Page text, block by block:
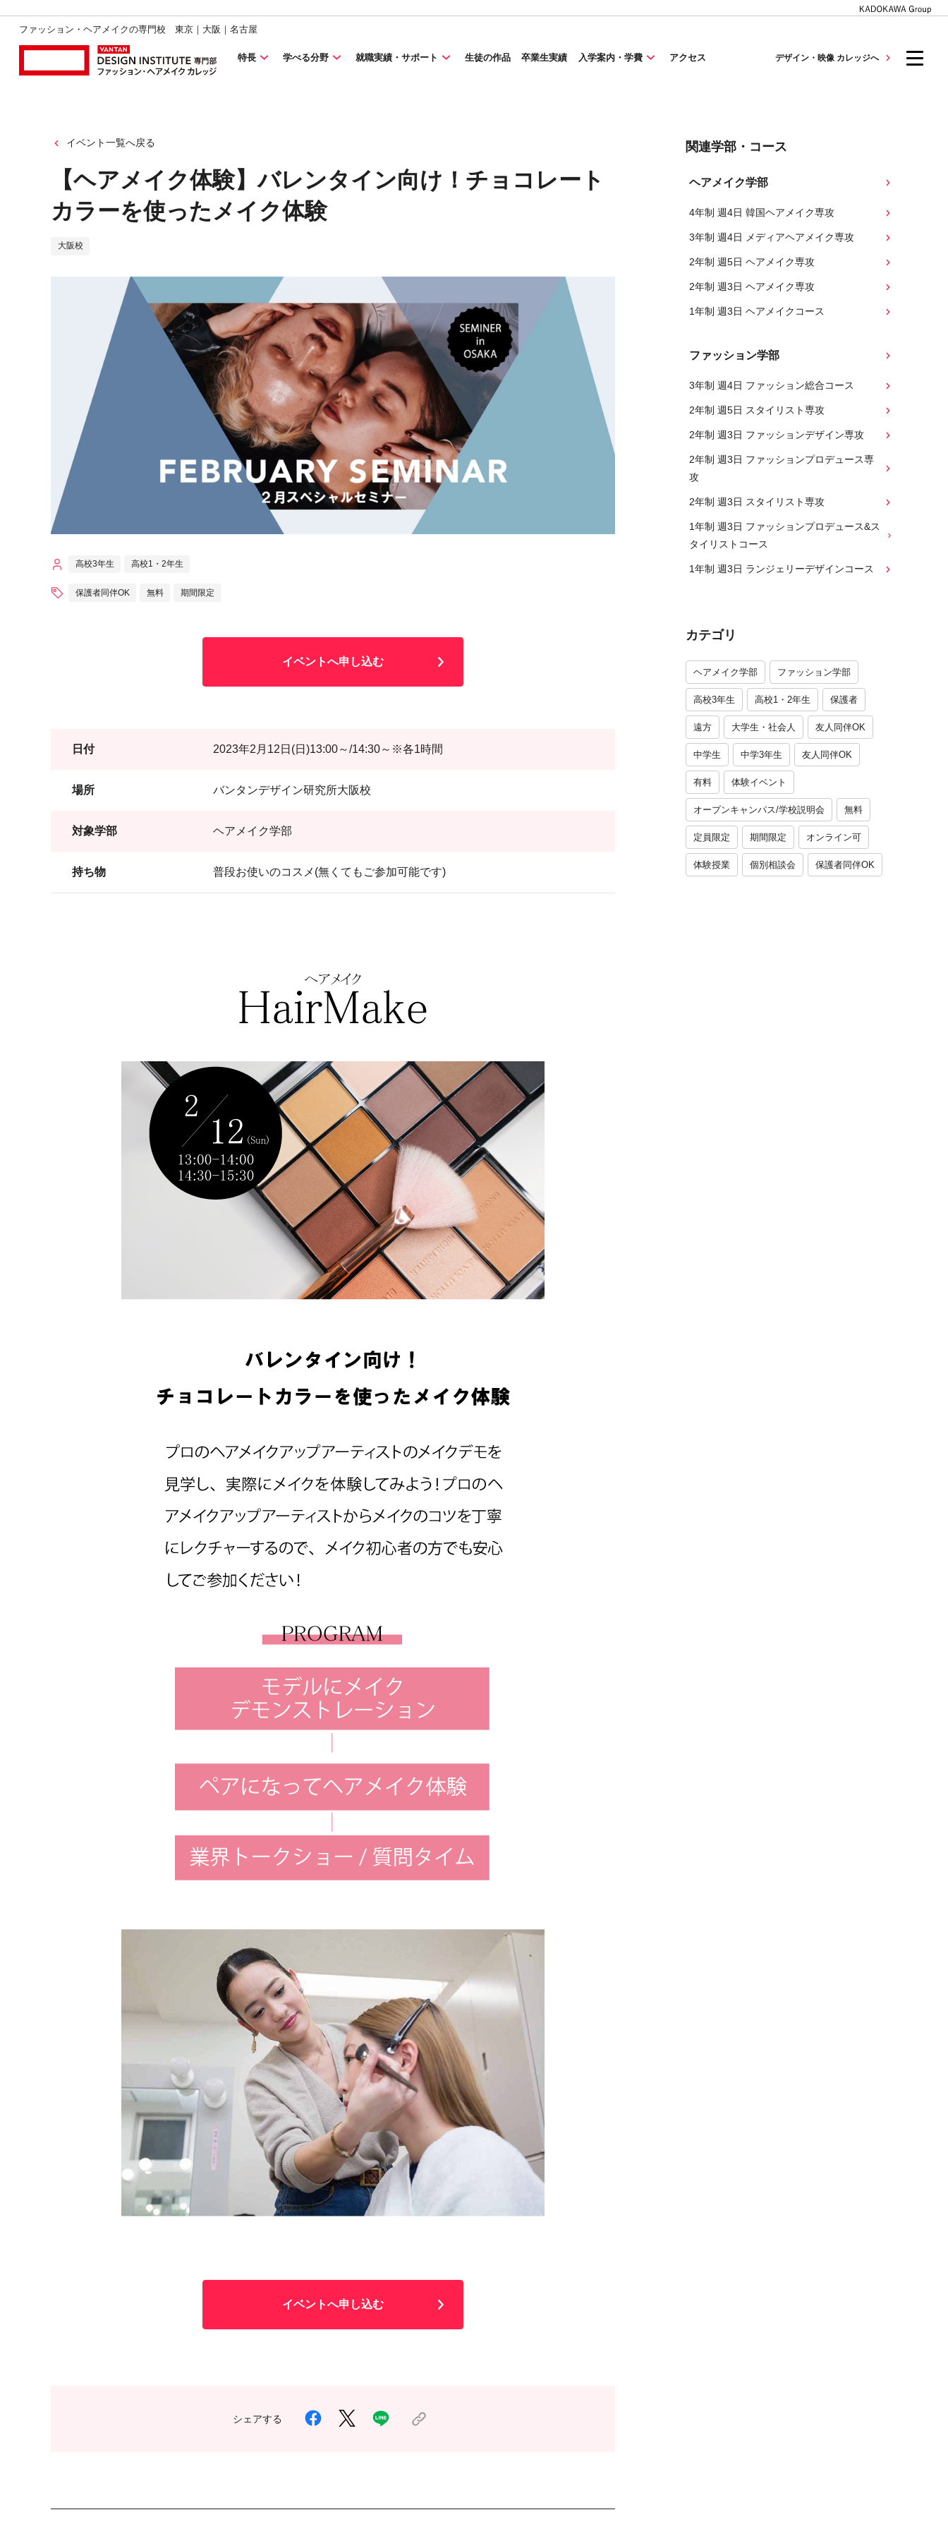
ファッション・ヘアメイクの専門校 東京｜大阪｜名古屋
特長 学べる分野 就職実績・サポート 生徒の作品 卒業生実績 入学案内・学費 アクセス デザイン・映像 カレッジへ
イベント一覧へ戻る
【ヘアメイク体験】バレンタイン向け！チョコレート
カラーを使ったメイク体験
大阪校
高校3年生 高校1・2年生
保護者同伴OK 無料 期間限定
イベントへ申し込む
日付 2023年2月12日(日)13:00～/14:30～※各1時間
場所 バンタンデザイン研究所大阪校
対象学部 ヘアメイク学部
持ち物 普段お使いのコスメ(無くてもご参加可能です)
イベントへ申し込む
シェアする
関連学部・コース
ヘアメイク学部
4年制 週4日 韓国ヘアメイク専攻
3年制 週4日 メディアヘアメイク専攻
2年制 週5日 ヘアメイク専攻
2年制 週3日 ヘアメイク専攻
1年制 週3日 ヘアメイクコース
ファッション学部
3年制 週4日 ファッション総合コース
2年制 週5日 スタイリスト専攻
2年制 週3日 ファッションデザイン専攻
2年制 週3日 ファッションプロデュース専
攻
2年制 週3日 スタイリスト専攻
1年制 週3日 ファッションプロデュース&ス
タイリストコース
1年制 週3日 ランジェリーデザインコース
カテゴリ
ヘアメイク学部 ファッション学部
高校3年生 高校1・2年生 保護者
遠方 大学生・社会人 友人同伴OK
中学生 中学3年生 友人同伴OK
有料 体験イベント
オープンキャンパス/学校説明会 無料
定員限定 期間限定 オンライン可
体験授業 個別相談会 保護者同伴OK